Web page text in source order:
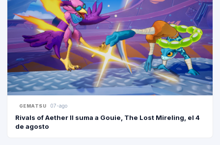
GEMATSU 07-ago
Rivals of Aether II suma a Gouie, The Lost Mireling, el 4
de agosto